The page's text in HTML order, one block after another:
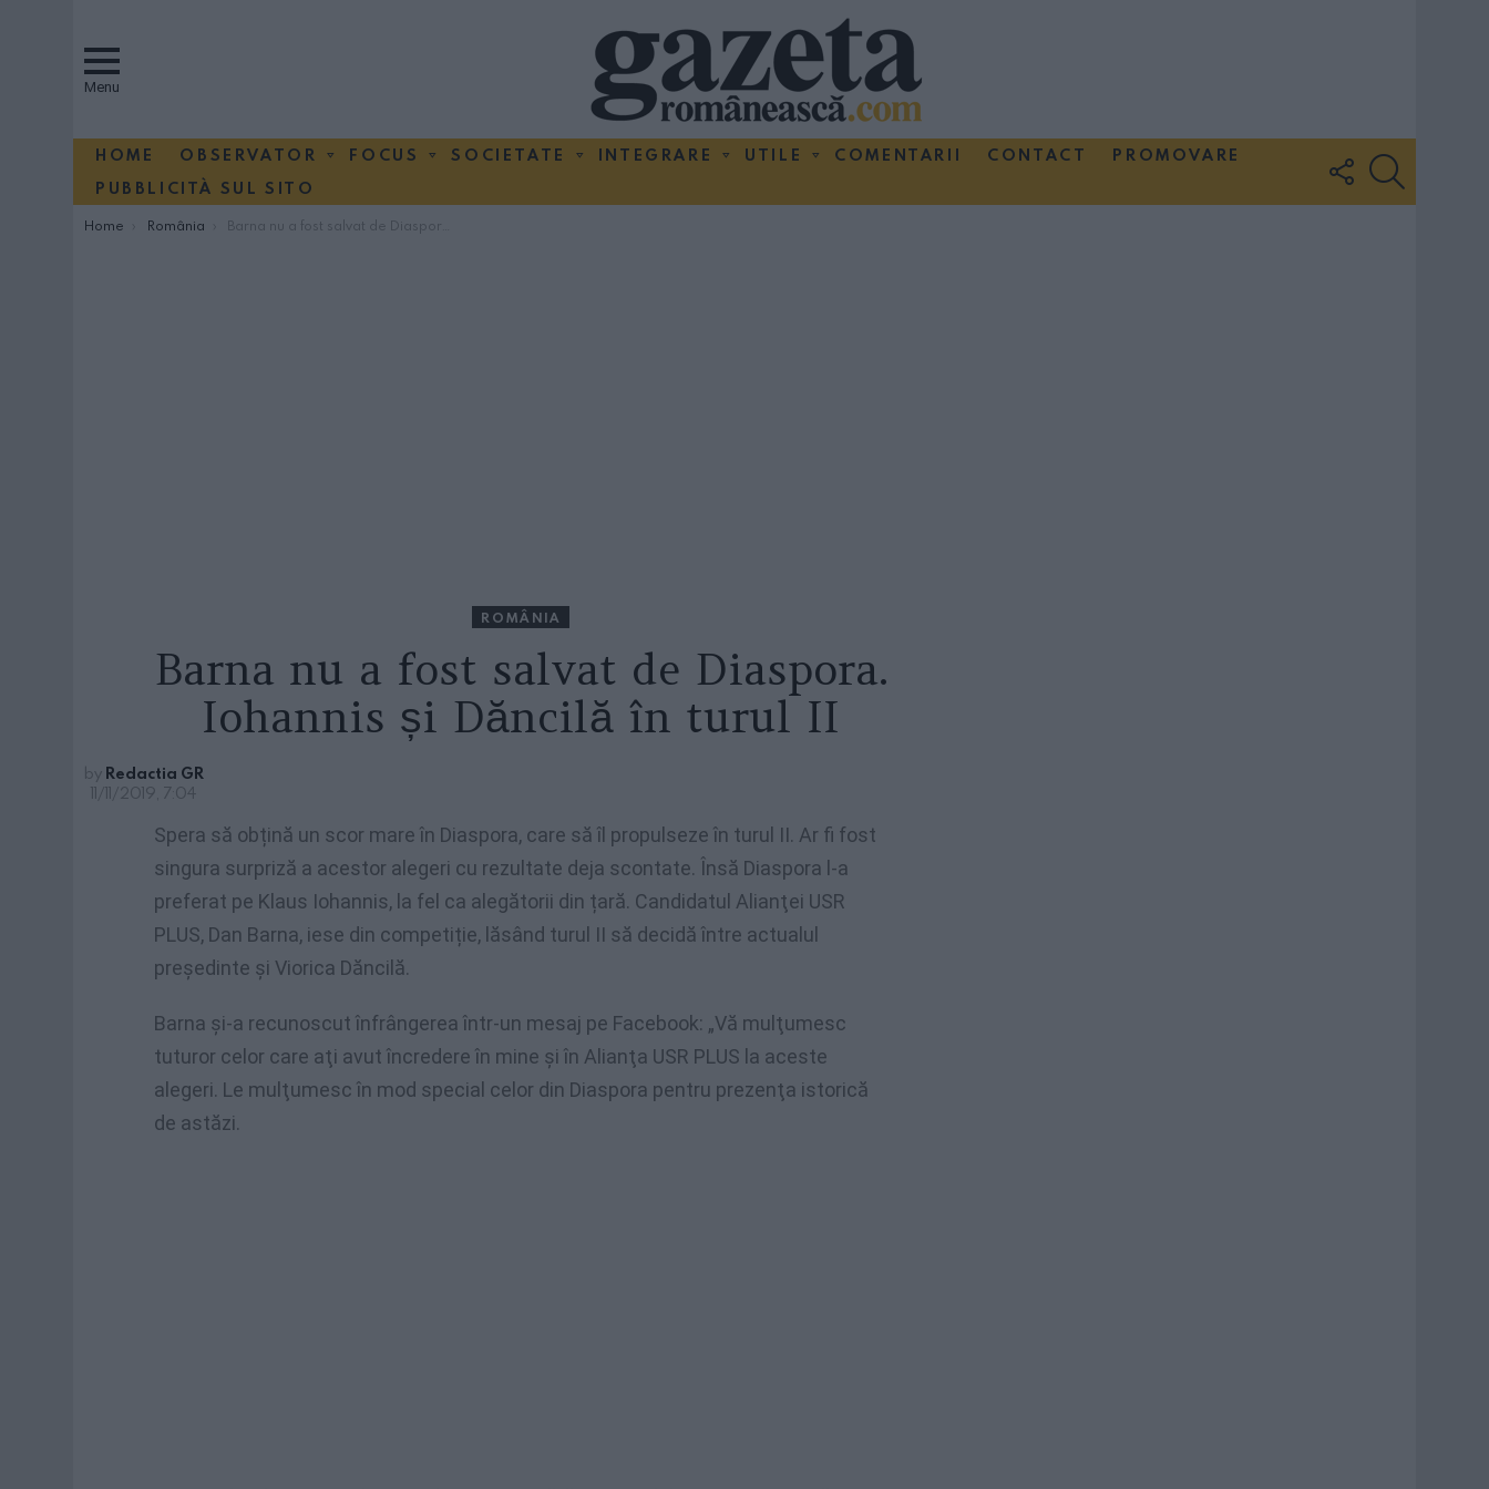
Menu
HOME OBSERVATOR FOCUS SOCIETATE INTEGRARE UTILE COMENTARII CONTACT
PROMOVARE
PUBBLICITÀ SUL SITO
FOLLOW
US
You are here:
Home România Barna nu a fost salvat de Diaspora. Iohannis și Dăncilă în turul II
ROMÂNIA
Barna nu a fost salvat de Diaspora.
Iohannis și Dăncilă în turul II
by Redactia GR
11/11/2019, 7:04
Spera să obțină un scor mare în Diaspora, care să îl propulseze în turul II. Ar fi fost
singura surpriză a acestor alegeri cu rezultate deja scontate. Însă Diaspora l-a
preferat pe Klaus Iohannis, la fel ca alegătorii din țară. Candidatul Alianţei USR
PLUS, Dan Barna, iese din competiție, lăsând turul II să decidă între actualul
președinte și Viorica Dăncilă.
Barna şi-a recunoscut înfrângerea într-un mesaj pe Facebook: „Vă mulţumesc
tuturor celor care aţi avut încredere în mine şi în Alianţa USR PLUS la aceste
alegeri. Le mulţumesc în mod special celor din Diaspora pentru prezenţa istorică
de astăzi.